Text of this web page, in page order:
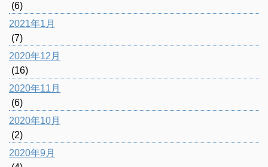
(6)
2021年1月
(7)
2020年12月
(16)
2020年11月
(6)
2020年10月
(2)
2020年9月